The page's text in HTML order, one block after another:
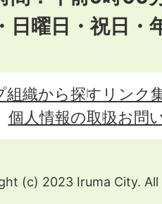
日曜日・祝日
組織から探す リンク
個人情報の取扱お問
(c) 2023 Iruma City. All